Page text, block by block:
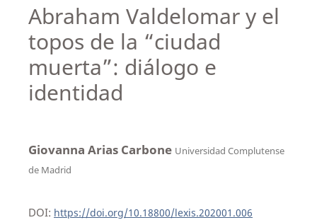
Abraham Valdelomar y el
topos de la “ciudad
muerta”: diálogo e
identidad
Giovanna Arias Carbone Universidad Complutense
de Madrid
DOI: https://doi.org/10.18800/lexis.202001.006